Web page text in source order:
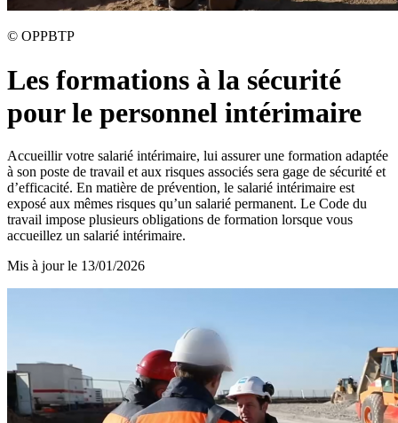
© OPPBTP
Les formations à la sécurité
pour le personnel intérimaire
Accueillir votre salarié intérimaire, lui assurer une formation adaptée
à son poste de travail et aux risques associés sera gage de sécurité et
d’efficacité. En matière de prévention, le salarié intérimaire est
exposé aux mêmes risques qu’un salarié permanent. Le Code du
travail impose plusieurs obligations de formation lorsque vous
accueillez un salarié intérimaire.
Mis à jour le 13/01/2026